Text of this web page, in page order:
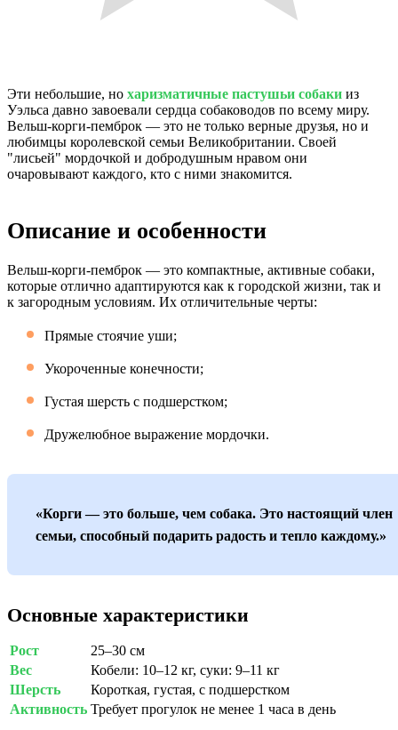
Эти небольшие, но харизматичные пастушьи собаки из
Уэльса давно завоевали сердца собаководов по всему миру.
Вельш-корги-пемброк — это не только верные друзья, но и
любимцы королевской семьи Великобритании. Своей
"лисьей" мордочкой и добродушным нравом они
очаровывают каждого, кто с ними знакомится.
Описание и особенности
Вельш-корги-пемброк — это компактные, активные собаки,
которые отлично адаптируются как к городской жизни, так и
к загородным условиям. Их отличительные черты:
Прямые стоячие уши;
Укороченные конечности;
Густая шерсть с подшерстком;
Дружелюбное выражение мордочки.
«Корги — это больше, чем собака. Это настоящий член
семьи, способный подарить радость и тепло каждому.»
Основные характеристики
Рост
25–30 см
Вес
Кобели: 10–12 кг, суки: 9–11 кг
Шерсть
Короткая, густая, с подшерстком
Активность Требует прогулок не менее 1 часа в день